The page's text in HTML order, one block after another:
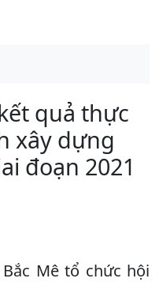
quả thực
xây dựng
đoạn 2021
Mê tổ chức hội